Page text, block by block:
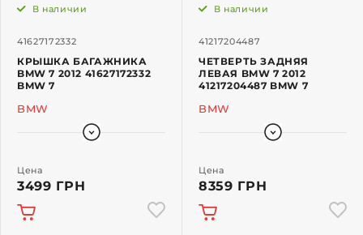
41627172332
В наличии
КРЫШКА БАГАЖНИКА
BMW 7 2012 41627172332
BMW 7
BMW
Цена
3499 ГРН
41217204487
В наличии
ЧЕТВЕРТЬ ЗАДНЯЯ
ЛЕВАЯ BMW 7 2012
41217204487 BMW 7
BMW
Цена
8359 ГРН